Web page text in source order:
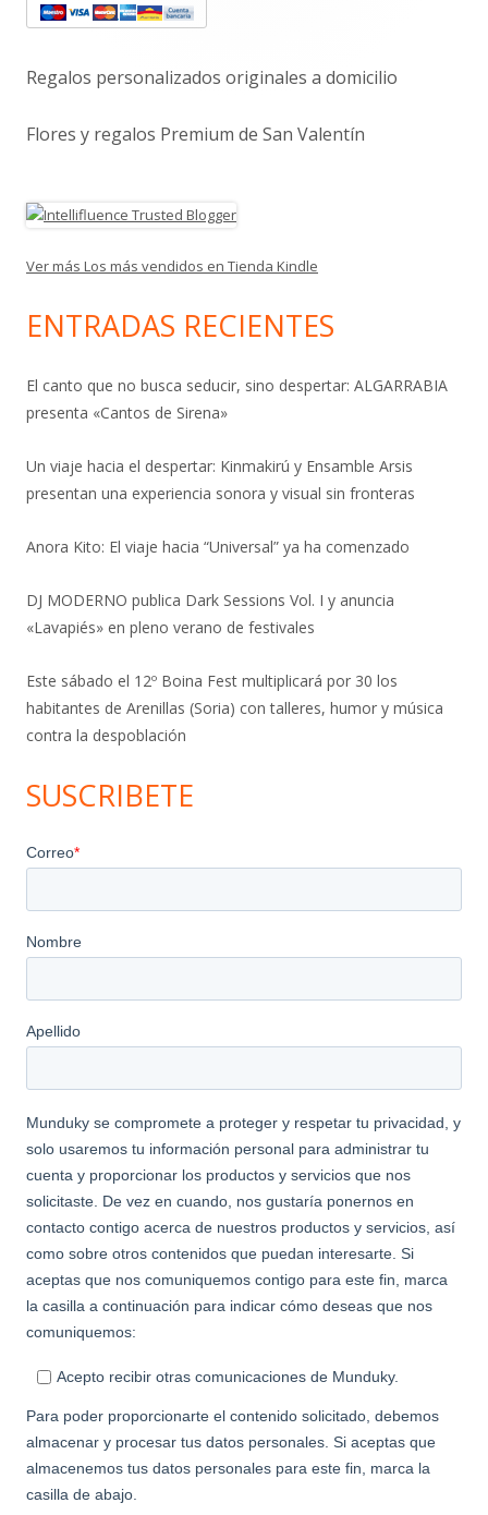
principal
Regalos personalizados originales a domicilio
Flores y regalos Premium de San Valentín
Ver más Los más vendidos en Tienda Kindle
ENTRADAS RECIENTES
El canto que no busca seducir, sino despertar: ALGARRABIA
presenta «Cantos de Sirena»
Un viaje hacia el despertar: Kinmakirú y Ensamble Arsis
presentan una experiencia sonora y visual sin fronteras
Anora Kito: El viaje hacia “Universal” ya ha comenzado
DJ MODERNO publica Dark Sessions Vol. I y anuncia
«Lavapiés» en pleno verano de festivales
Este sábado el 12º Boina Fest multiplicará por 30 los
habitantes de Arenillas (Soria) con talleres, humor y música
contra la despoblación
SUSCRIBETE